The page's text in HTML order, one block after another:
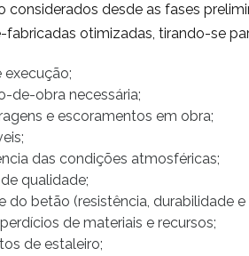
considerados desde as fases
otimizadas, tirando-se
execução;
de-obra necessária;
e escoramentos em obra;
das condições atmosféricas;
qualidade;
do betão (resistência, durabilidade e
de materiais e recursos;
de estaleiro;